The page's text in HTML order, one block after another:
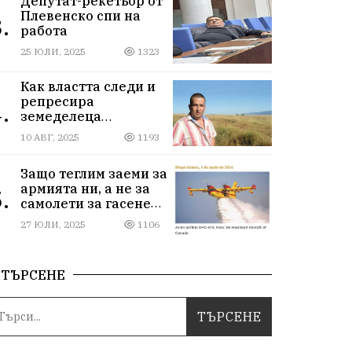
Плевенско спи на
работа
25 ЮЛИ, 2025 1323
Как властта следи и
репресира
земеделеца
Илчовски
10 АВГ, 2025 1193
Защо теглим заеми за
армията ни, а не за
самолети за гасене
на пожари
27 ЮЛИ, 2025 1106
ТЪРСЕНЕ